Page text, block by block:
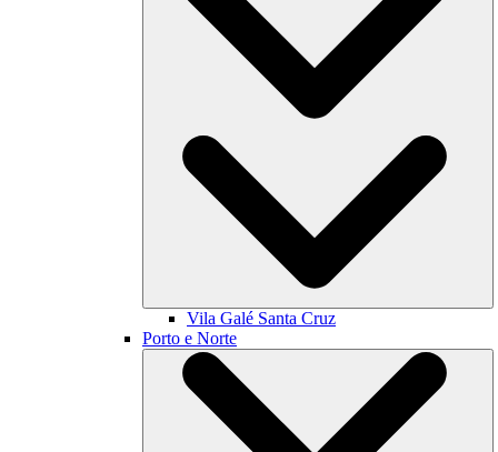
Vila Galé Santa Cruz
Porto e Norte